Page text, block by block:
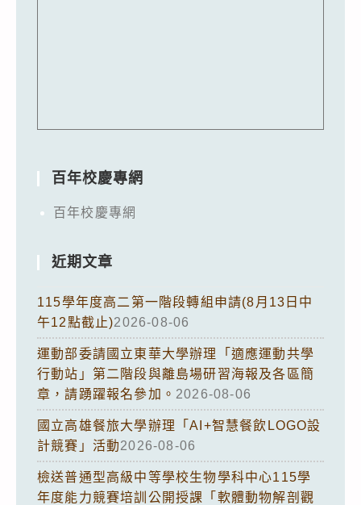
百年校慶專網
百年校慶專網
近期文章
115學年度高二第一階段轉組申請(8月13日中
午12點截止)2026-08-06
運動部委請國立東華大學辦理「適應運動共學
行動站」第二階段與離島場研習海報及各區簡
章，請踴躍報名參加。 2026-08-06
國立高雄餐旅大學辦理「AI+智慧餐飲LOGO設
計競賽」活動2026-08-06
檢送普通型高級中等學校生物學科中心115學
年度能力競賽培訓公開授課「軟體動物解剖觀